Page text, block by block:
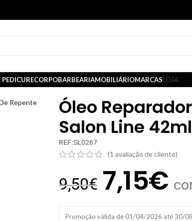
CORPOBARBEARIAMOBILIÁRIOMARCASLOJA
Repente
Óleo
Salon Line 42ml
REF:SL0267
(1 avaliação de cliente)
9,50€ 7,15€
Promoção válida de 01/04/2026 até 30/